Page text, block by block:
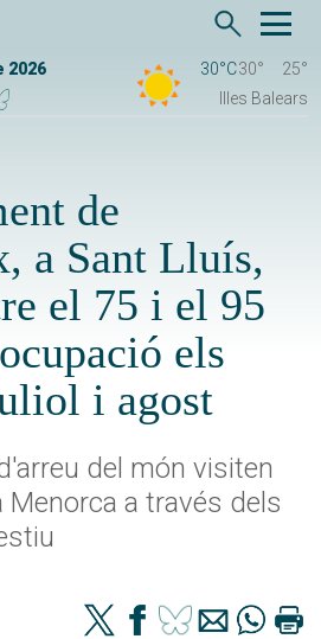
2026 30°C30°
25°
Illes Balears
de
a Sant Lluís,
el 75 i el 95
els
i agost
del món visiten
a través dels